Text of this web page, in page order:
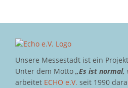
Unsere Messestadt ist ein
Unter dem Motto „Es ist normal,
arbeitet ECHO e.V. seit 1990